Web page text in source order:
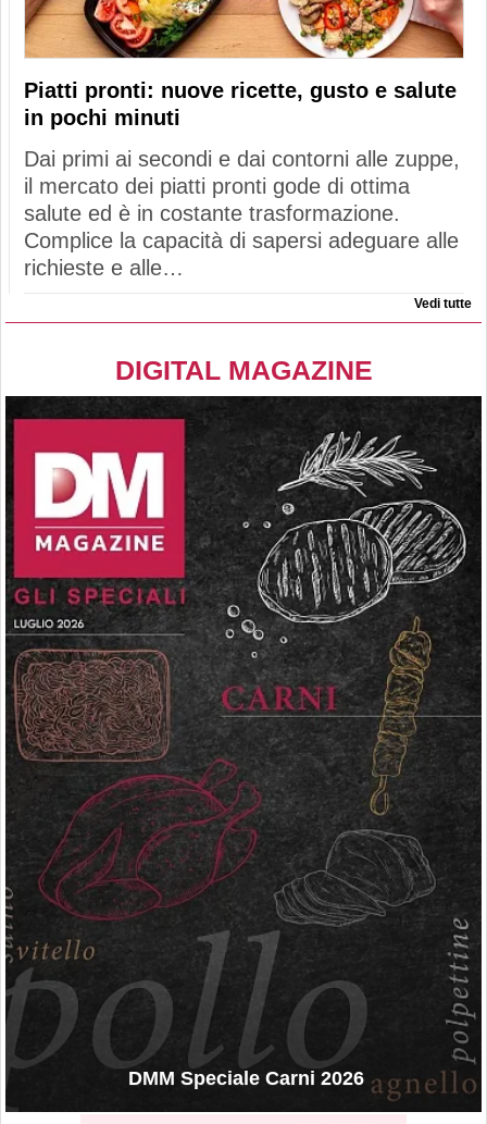
Piatti pronti: nuove ricette, gusto e salute
in pochi minuti
Dai primi ai secondi e dai contorni alle zuppe,
il mercato dei piatti pronti gode di ottima
salute ed è in costante trasformazione.
Complice la capacità di sapersi adeguare alle
richieste e alle…
Vedi tutte
DIGITAL MAGAZINE
DMM Speciale Carni 2026